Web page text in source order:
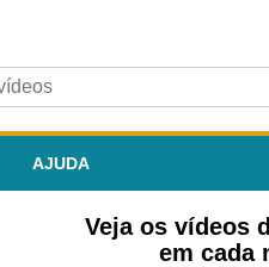
AJUDA
Veja os vídeos
em cada